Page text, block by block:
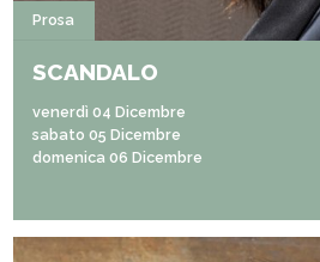
Prosa
SCANDALO
venerdì 04 Dicembre
sabato 05 Dicembre
domenica 06 Dicembre